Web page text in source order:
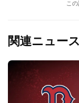
こ
関連ニュース